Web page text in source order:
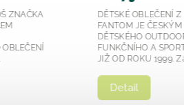
OBLEČENÍ Z KRKONOŠ ZNAČKA
JE ČESKÝM VÝROBCEM
OUTDOOROVÉHO,
A SPORTOVNÍHO OBLEČENÍ
1999. Zakládá si...